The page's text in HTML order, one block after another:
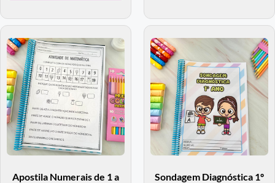
Apostila Numerais de 1 a
Sondagem Diagnóstica 1º